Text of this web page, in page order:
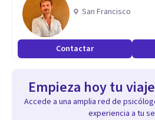
San Francisco
Contactar
Empieza hoy tu
Accede a una amplia red de
experiencia a tu